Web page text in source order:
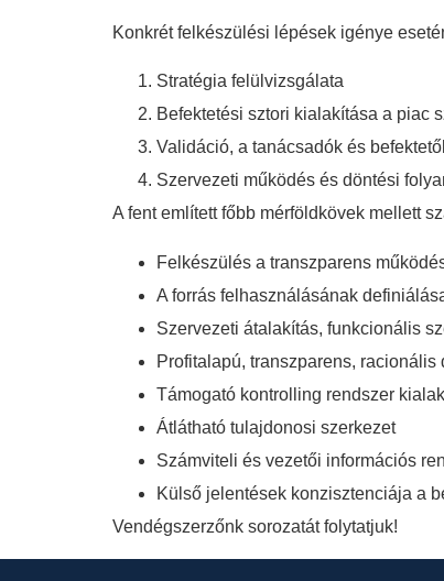
Konkrét felkészülési lépések igénye
Stratégia felülvizsgálata
Befektetési sztori kialakítása a piac
Validáció, a tanácsadók és
Szervezeti működés és döntési
A fent említett főbb mérföldkövek mellett
Felkészülés a transzparens
A forrás felhasználásának
Szervezeti átalakítás, funkcionális
Profitalapú, transzparens,
Támogató kontrolling rendszer
Átlátható tulajdonosi szerkezet
Számviteli és vezetői információs
Külső jelentések konzisztenciája a
Vendégszerzőnk sorozatát folytatjuk!